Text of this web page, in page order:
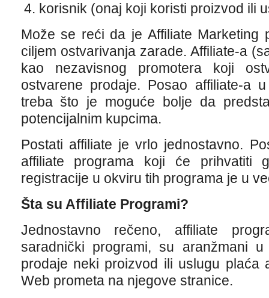
korisnik (onaj koji koristi proizvod ili
Može se reći da je Affiliate Marketing
ciljem ostvarivanja zarade. Affiliate-a
kao nezavisnog promotera koji
ostvarene prodaje. Posao affiliate-a
treba što je moguće bolje da
potencijalnim kupcima.
Postati affiliate je vrlo jednostavno.
affiliate programa koji će prihvatiti
registracije u okviru tih programa je u
Šta su Affiliate Programi?
Jednostavno rečeno, affiliate
saradnički programi, su aranžmani
prodaje neki proizvod ili uslugu plaća
Web prometa na njegove stranice.